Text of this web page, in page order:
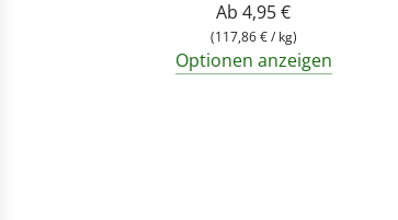
Ab 4,95 €
(117,86 € / kg)
Optionen anzeigen